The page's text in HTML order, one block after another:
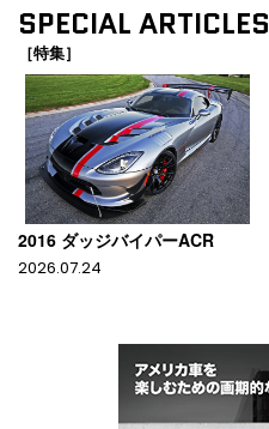
SPECIAL ARTICLES
［特集］
2016 ダッジバイパーACR
2026.07.24